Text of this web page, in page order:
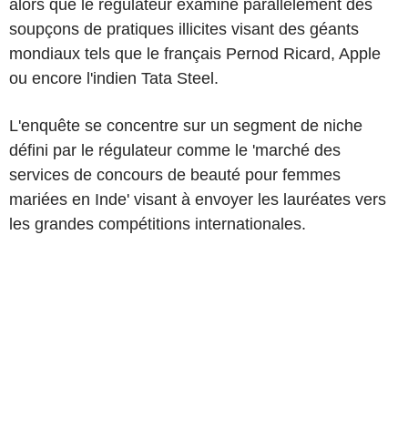
alors que le régulateur examine parallèlement des
soupçons de pratiques illicites visant des géants
mondiaux tels que le français Pernod Ricard, Apple
ou encore l'indien Tata Steel.
L'enquête se concentre sur un segment de niche
défini par le régulateur comme le 'marché des
services de concours de beauté pour femmes
mariées en Inde' visant à envoyer les lauréates vers
les grandes compétitions internationales.